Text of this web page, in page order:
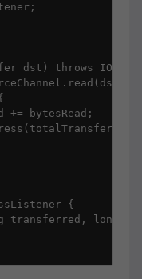
dst) throws
+= bytesRead;
{
transferred, long